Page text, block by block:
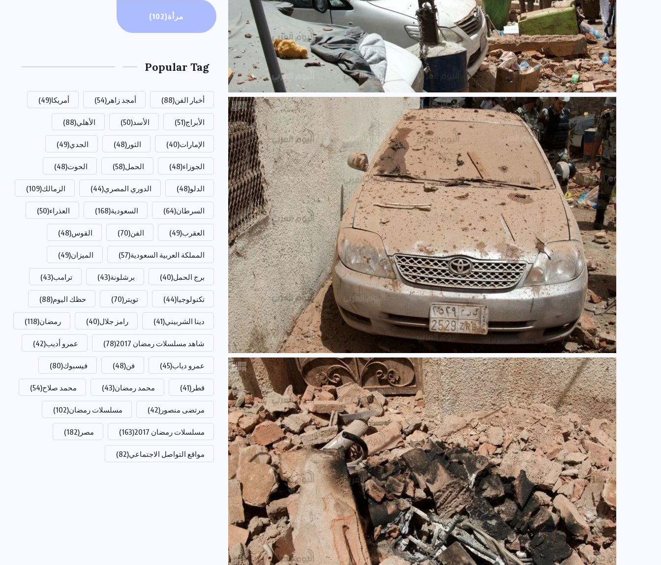
مرأة(102)
Popular Tag
أخبار الفن(88) أمجد زاهر (54) أمريكا(49)
الأبراج(51) الأسد(50) الأهلي(88)
الإمارات(40) الثور (48) الجدي(49)
الجوزاء(48) الحمل(58) الحوت(48)
الدلو(48) الدوري المصري(44) الزمالك(109)
السرطان(64) السعودية(168) العذراء(50)
العقرب(49) الفن(70) القوس(48)
المملكة العربية السعودية(57) الميزان(49)
برج الحمل(40) برشلونة(43) ترامب(43)
تكنولوجيا(44) تويتر (70) حظك اليوم(88)
دينا الشربيني(41) رامز جلال(40) رمضان(118)
شاهد مسلسلات رمضان 2017 (78) عمرو أديب(42)
عمرو دياب(45) فن(48) فيسبوك(80)
قطر (41) محمد رمضان(43) محمد صلاح(54)
مرتضى منصور (42) مسلسلات رمضان(102)
مسلسلات رمضان 2017 (163) مصر (182)
مواقع التواصل الاجتماعي(82)